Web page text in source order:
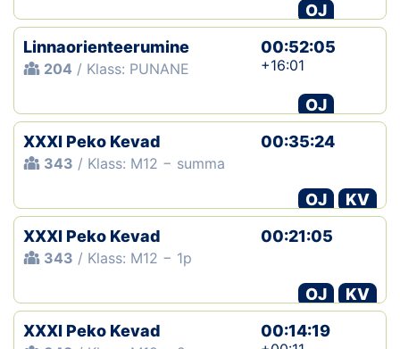
OJ
Linnaorienteerumine
204 / Klass: PUNANE
00:52:05
+16:01
OJ
XXXI Peko Kevad
343 / Klass: M12 − summa
00:35:24
OJ
KV
XXXI Peko Kevad
343 / Klass: M12 − 1p
00:21:05
OJ
KV
XXXI Peko Kevad
00:14:19